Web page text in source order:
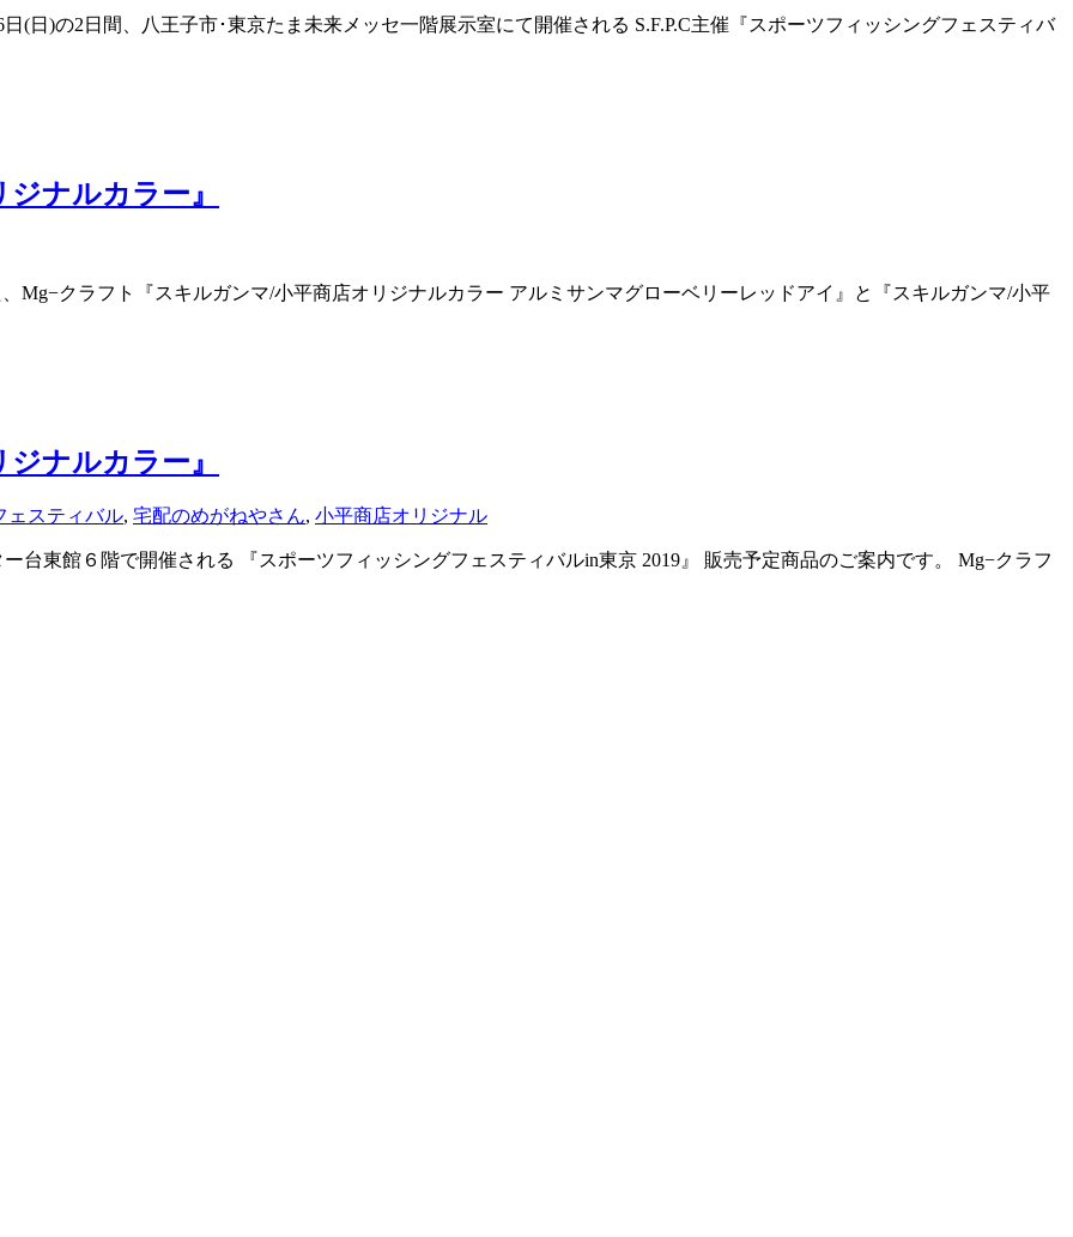
(日)の2日間、八王子市･東京たま未来メッセ一階展示室にて開催される S.F.P.C主催『スポーツフィッシングフェスティバ
ナルカラー』
Mg−クラフト『スキルガンマ/小平商店オリジナルカラー アルミサンマグローベリーレッドアイ』と『スキルガンマ/小平
ナルカラー』
ェスティバル, 宅配のめがねやさん, 小平商店オリジナル
台東館６階で開催される 『スポーツフィッシングフェスティバルin東京 2019』 販売予定商品のご案内です。 Mg−クラフ